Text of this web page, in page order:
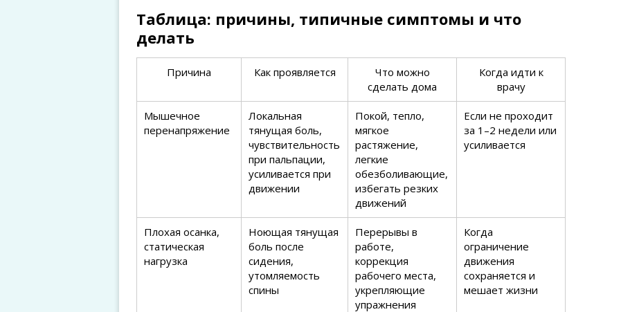
Таблица: причины, типичные симптомы и что
делать
Причина Как проявляется
Что можно
сделать дома
Когда идти к
врачу
Мышечное
перенапряжение
Локальная
тянущая боль,
чувствительность
при пальпации,
усиливается при
движении
Покой, тепло,
мягкое
растяжение,
легкие
обезболивающие,
избегать резких
движений
Если не проходит
за 1–2 недели или
усиливается
Плохая осанка,
статическая
нагрузка
Ноющая тянущая
боль после
сидения,
утомляемость
спины
Перерывы в
работе,
коррекция
рабочего места,
укрепляющие
упражнения
Когда
ограничение
движения
сохраняется и
мешает жизни